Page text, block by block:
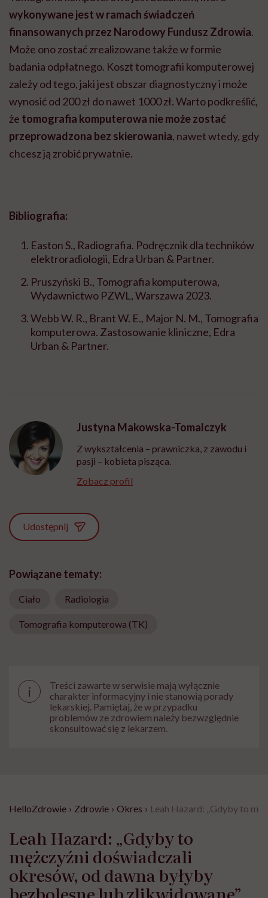
wykonywane jest w ramach świadczeń
finansowanych przez Narodowy Fundusz Zdrowia.
Może ono zostać zrealizowane także w formie
badania odpłatnego. Koszt tomografii komputerowej
zależy od tego, jaki jest obszar diagnostyczny i może
wynosić od 200 zł do nawet 1000 zł. Warto podkreślić,
że tomografia komputerowa nie może zostać
przeprowadzona bez skierowania, nawet wtedy, gdy
chcesz ją zrobić prywatnie.
Bibliografia:
Easton S., Radiografia. Podręcznik dla techników
elektroradiologii, Edra Urban & Partner.
Pruszyński B., Tomografia komputerowa,
Wydawnictwo PZWL, Warszawa 2023.
Webb W. R., Brant W. E., Major N. M., Tomografia
komputerowa. Zastosowanie kliniczne, Edra
Urban & Partner.
Justyna Makowska-Tomalczyk
Z wykształcenia – prawniczka, z zawodu i
pasji – kobieta pisząca.
Zobacz profil
Udostępnij
Powiązane tematy:
Ciało Radiologia
Tomografia komputerowa (TK)
i
Treści zawarte w serwisie mają wyłącznie
charakter informacyjny i nie stanowią porady
lekarskiej. Pamiętaj, że w przypadku
problemów ze zdrowiem należy bezwzględnie
skonsultować się z lekarzem.
HelloZdrowie › Zdrowie › Okres › Leah Hazard: „Gdyby to
Leah Hazard: „Gdyby to
mężczyźni doświadczali
okresów, od dawna byłyby
bezbolesne lub zlikwidowane”